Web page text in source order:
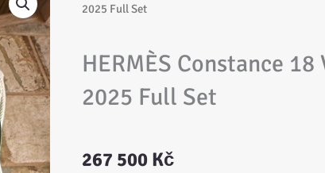
2025 Full Set
HERMÈS Constance
2025 Full Set
267 500 Kč